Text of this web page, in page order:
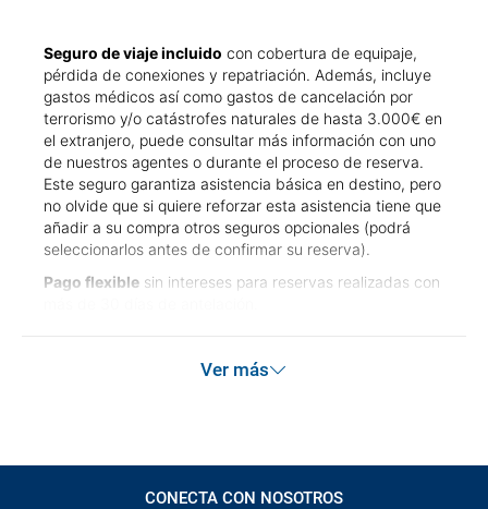
Seguro de viaje incluido con cobertura de equipaje,
pérdida de conexiones y repatriación. Además, incluye
gastos médicos así como gastos de cancelación por
terrorismo y/o catástrofes naturales de hasta 3.000€ en
el extranjero, puede consultar más información con uno
de nuestros agentes o durante el proceso de reserva.
Este seguro garantiza asistencia básica en destino, pero
no olvide que si quiere reforzar esta asistencia tiene que
añadir a su compra otros seguros opcionales (podrá
seleccionarlos antes de confirmar su reserva).
Pago flexible sin intereses para reservas realizadas con
Ver más
CONECTA CON NOSOTROS